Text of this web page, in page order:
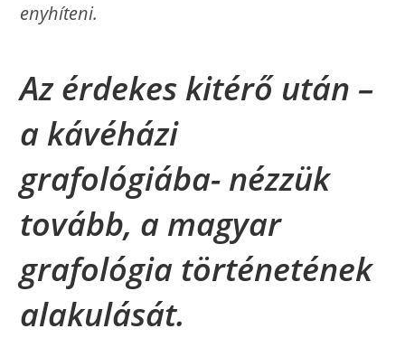
enyhíteni.
Az érdekes kitérő után –
a kávéházi
grafológiába- nézzük
tovább, a magyar
grafológia történetének
alakulását.